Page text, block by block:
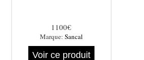
1100€
Marque: Sancal
Voir ce produit